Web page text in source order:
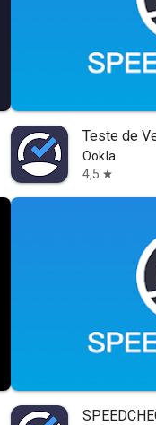
Teste de
Ookla
4,5 star